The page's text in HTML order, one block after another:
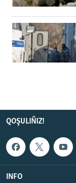
QOŞULIÑIZ!
INFO